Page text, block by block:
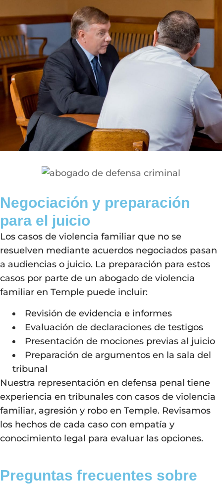
Negociación y preparación
para el juicio
Los casos de violencia familiar que no se
resuelven mediante acuerdos negociados pasan
a audiencias o juicio. La preparación para estos
casos por parte de un abogado de violencia
familiar en Temple puede incluir:
Revisión de evidencia e informes
Evaluación de declaraciones de testigos
Presentación de mociones previas al juicio
Preparación de argumentos en la sala del
tribunal
Nuestra representación en defensa penal tiene
experiencia en tribunales con casos de violencia
familiar, agresión y robo en Temple. Revisamos
los hechos de cada caso con empatía y
conocimiento legal para evaluar las opciones.
Preguntas frecuentes sobre